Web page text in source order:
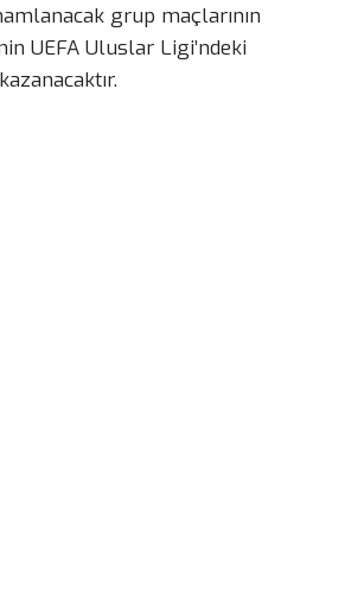
grup maçlarının
UEFA Uluslar Ligi’ndeki